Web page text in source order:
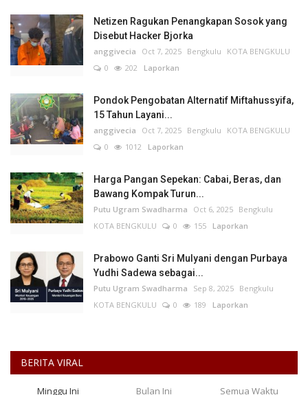
Netizen Ragukan Penangkapan Sosok yang
Disebut Hacker Bjorka
anggivecia Oct 7, 2025 Bengkulu
KOTA BENGKULU
0
202 Laporkan
Pondok Pengobatan Alternatif Miftahussyifa,
15 Tahun Layani...
anggivecia Oct 7, 2025 Bengkulu
KOTA BENGKULU
0
1012 Laporkan
Harga Pangan Sepekan: Cabai, Beras, dan
Bawang Kompak Turun...
Putu Ugram Swadharma Oct 6, 2025 Bengkulu
KOTA BENGKULU
0 155 Laporkan
Prabowo Ganti Sri Mulyani dengan Purbaya
Yudhi Sadewa sebagai...
Putu Ugram Swadharma Sep 8, 2025 Bengkulu
KOTA BENGKULU
0 189 Laporkan
BERITA VIRAL
Minggu Ini Bulan Ini Semua Waktu